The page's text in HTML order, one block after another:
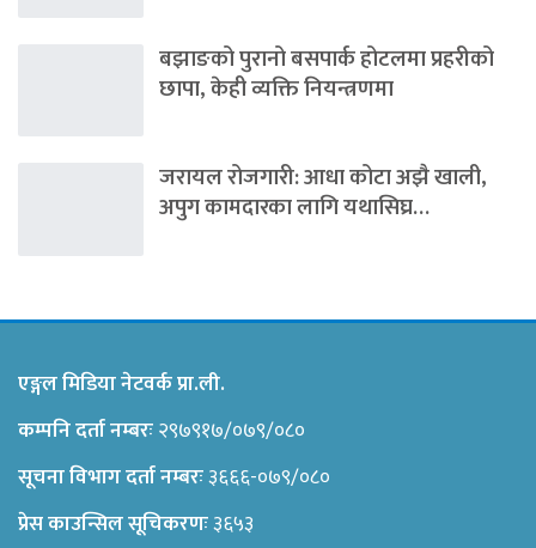
बझाङको पुरानो बसपार्क होटलमा प्रहरीको
छापा, केही व्यक्ति नियन्त्रणमा
जरायल रोजगारी: आधा कोटा अझै खाली,
अपुग कामदारका लागि यथासिघ्र…
एङ्गल मिडिया नेटवर्क प्रा.ली.
कम्पनि दर्ता नम्बरः२९७९१७/०७९/०८०
सूचना विभाग दर्ता नम्बरः३६६६-०७९/०८०
प्रेस काउन्सिल सूचिकरणः३६५३